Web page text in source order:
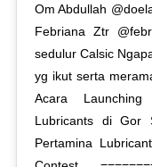
Om Abdullah
Febriana Ztr
sedulur Calsic
yg ikut serta
Acara
Lubricants di Gor
Pertamina